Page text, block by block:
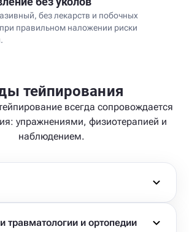
без лекарств и побочных
правильном наложении риски
тейпирования
всегда сопровождается
упражнениями, физиотерапией и
наблюдением.
травматологии и ортопедии